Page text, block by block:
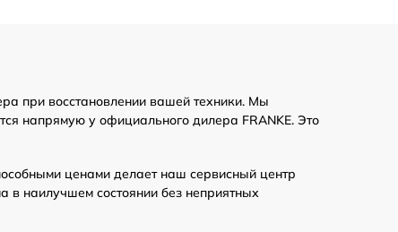
при восстановлении вашей техники. Мы
напрямую у официального дилера FRANKE. Это
ценами делает наш сервисный центр
в наилучшем состоянии без неприятных